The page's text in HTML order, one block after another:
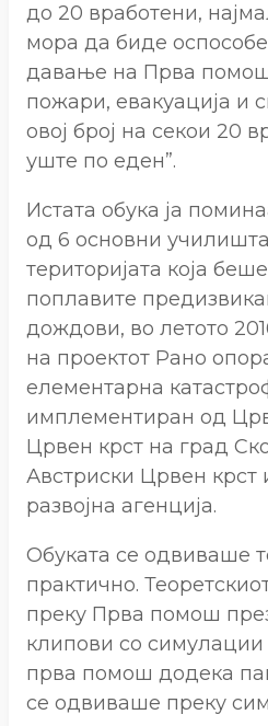
до 20 вработени,
мора да биде
давање на Прва
пожари, евакуација и
овој број на секои 20
уште по еден”.
Истата обука ја
од 6 основни
територијата која
поплавите
дождови, во летотo
на проектот Рано
елементарна
имплементиран од
Црвен крст на град
Австриски Црвен крст
развојна агенција.
Обуката се одвиваше
практично.
преку Прва помош
клипови со
прва помош додека
се одвиваше преку